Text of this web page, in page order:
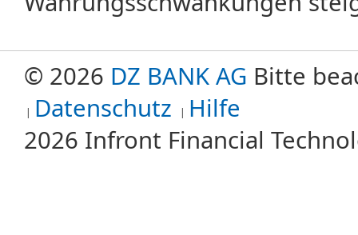
© 2026 DZ BANK AG Bitte
Datenschutz Hilfe
2026 Infront Financial